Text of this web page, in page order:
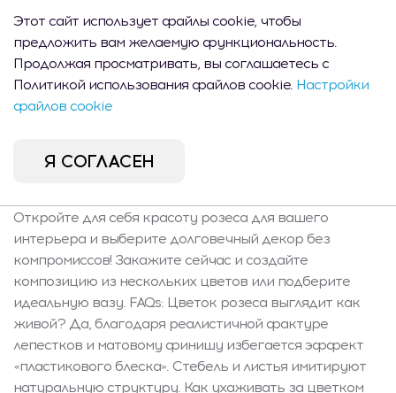
легко подогнать цветок под любую вазу. Хорошо
смотрится как отдельно, так и в букете — также
отличный подарок. Характеристики и содержимое:
Комплект включает один цветок розеса размером:
ширина 20 см, длина 17 см, высота 60 см, вес 0,036 кг.
использования высококачественных материалов.
Откройте для себя красоту розеса для вашего
интерьера и выберите долговечный декор без
компромиссов! Закажите сейчас и создайте
композицию из нескольких цветов или подберите
идеальную вазу. FAQs: Цветок розеса выглядит как
живой? Да, благодаря реалистичной фактуре
лепестков и матовому финишу избегается эффект
«пластикового блеска». Стебель и листья имитируют
натуральную структуру. Как ухаживать за цветком
Этот сайт использует файлы cookie, чтобы
предложить вам желаемую функциональность.
Продолжая просматривать, вы соглашаетесь с
Политикой использования файлов cookie. Настройки
файлов cookie
Я СОГЛАСЕН